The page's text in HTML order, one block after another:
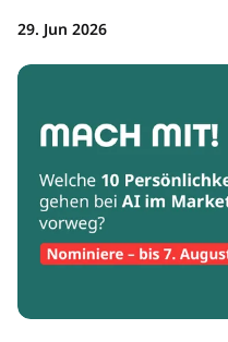
29. Jun 2026